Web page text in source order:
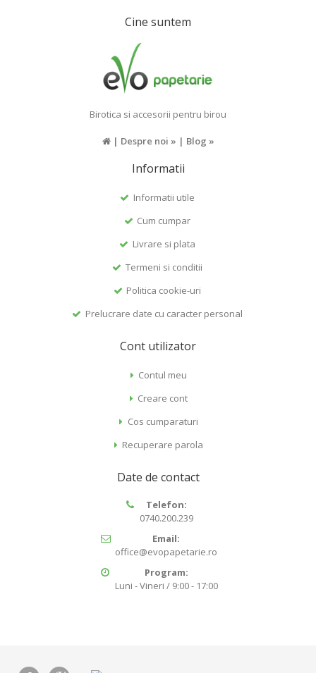
Cine suntem
Birotica si accesorii pentru birou
| Despre noi » | Blog »
Informatii
Informatii utile
Cum cumpar
Livrare si plata
Termeni si conditii
Politica cookie-uri
Prelucrare date cu caracter personal
Cont utilizator
Contul meu
Creare cont
Cos cumparaturi
Recuperare parola
Date de contact
Telefon:
0740.200.239
Email:
office@evopapetarie.ro
Program:
Luni - Vineri / 9:00 - 17:00